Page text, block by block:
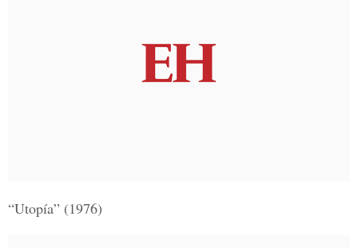
“Utopía” (1976)